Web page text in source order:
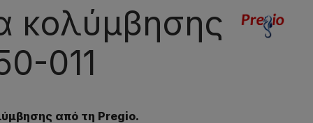
κολύμβησης
011
από τη Pregio.